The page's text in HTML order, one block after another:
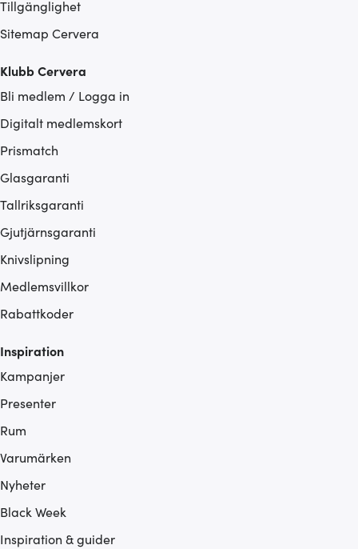
Tillgänglighet
Sitemap Cervera
Klubb Cervera
Bli medlem / Logga in
Digitalt medlemskort
Prismatch
Glasgaranti
Tallriksgaranti
Gjutjärnsgaranti
Knivslipning
Medlemsvillkor
Rabattkoder
Inspiration
Kampanjer
Presenter
Rum
Varumärken
Nyheter
Black Week
Inspiration & guider